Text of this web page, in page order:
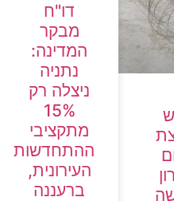
דו"ח
מבקר
המדינה:
נתניה
ניצלה רק
15%
מתקציבי
ההתחדשות
העירונית,
ברעננה